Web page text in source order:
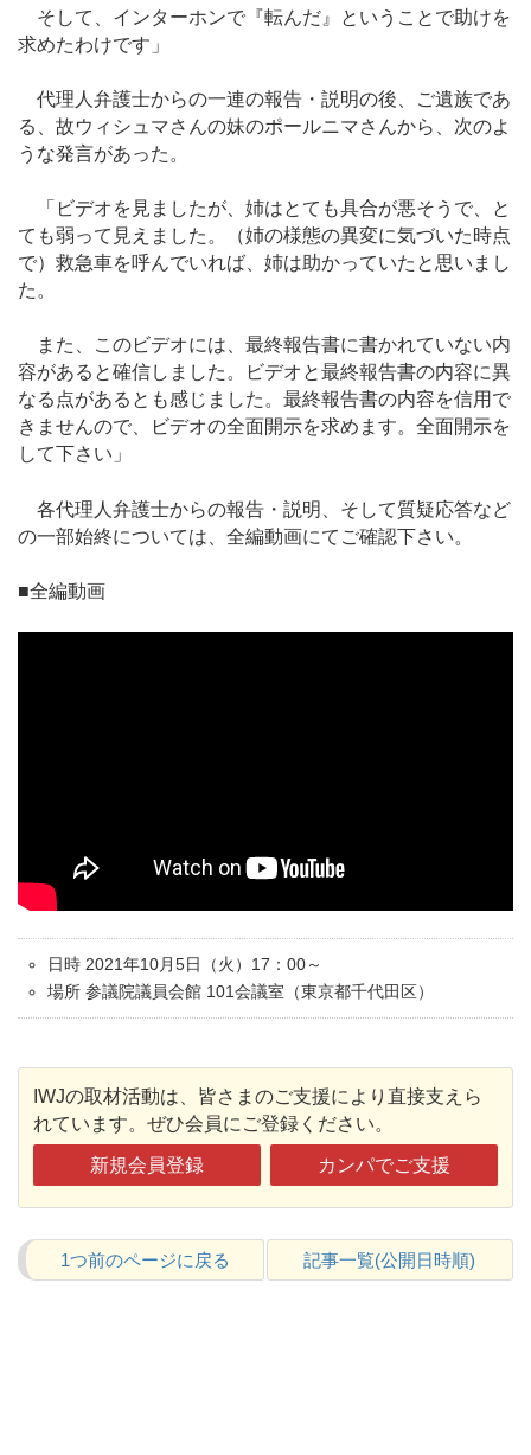
そして、インターホンで『転んだ』ということで助けを
求めたわけです」
代理人弁護士からの一連の報告・説明の後、ご遺族であ
る、故ウィシュマさんの妹のポールニマさんから、次のよ
うな発言があった。
「ビデオを見ましたが、姉はとても具合が悪そうで、と
ても弱って見えました。（姉の様態の異変に気づいた時点
で）救急車を呼んでいれば、姉は助かっていたと思いまし
た。
また、このビデオには、最終報告書に書かれていない内
容があると確信しました。ビデオと最終報告書の内容に異
なる点があるとも感じました。最終報告書の内容を信用で
きませんので、ビデオの全面開示を求めます。全面開示を
して下さい」
各代理人弁護士からの報告・説明、そして質疑応答など
の一部始終については、全編動画にてご確認下さい。
■全編動画
日時 2021年10月5日（火）17：00～
場所 参議院議員会館 101会議室（東京都千代田区）
IWJの取材活動は、皆さまのご支援により直接支えら
れています。ぜひ会員にご登録ください。
新規会員登録 カンパでご支援
1つ前のページに戻る 記事一覧(公開日時順)